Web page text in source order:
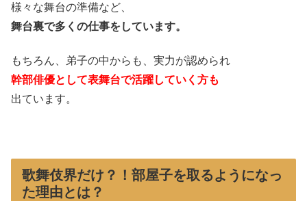
様々な舞台の準備など、
舞台裏で多くの仕事をしています。
もちろん、弟子の中からも、実力が認められ
幹部俳優として表舞台で活躍していく方も
出ています。
歌舞伎界だけ？！部屋子を取るようになっ
た理由とは？